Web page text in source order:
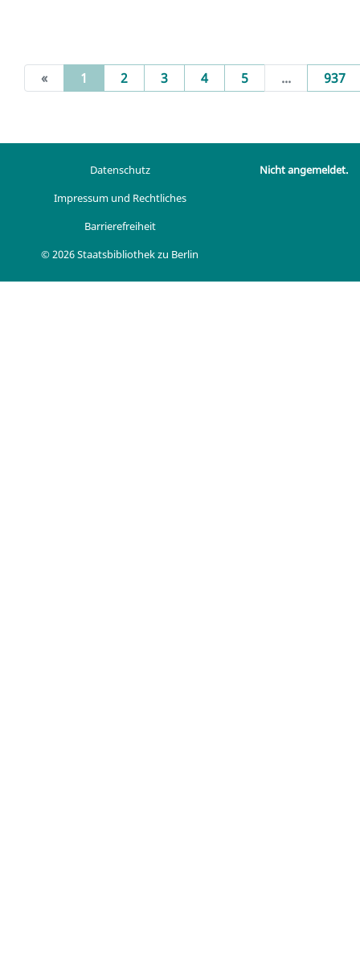
« 1 (current)
2 3 4 5 ... 937
Datenschutz
Impressum und Rechtliches
Barrierefreiheit
© 2026 Staatsbibliothek zu Berlin
Nicht angemeldet.